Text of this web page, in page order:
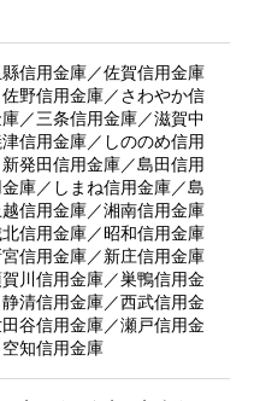
信用金庫／佐賀信用金庫
野信用金庫／さわやか信
／三条信用金庫／滋賀中
信用金庫／しののめ信用
発田信用金庫／島田信用
庫／しまね信用金庫／島
信用金庫／湘南信用金庫
信用金庫／昭和信用金庫
信用金庫／新庄信用金庫
川信用金庫／巣鴨信用金
清信用金庫／西武信用金
谷信用金庫／瀬戸信用金
知信用金庫